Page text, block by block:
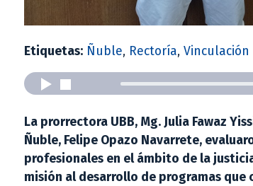
Etiquetas: Ñuble, Rectoría, Vinculación
La prorrectora UBB, Mg. Julia Fawaz
Ñuble, Felipe Opazo Navarrete,
profesionales en el ámbito de la
misión al desarrollo de programas